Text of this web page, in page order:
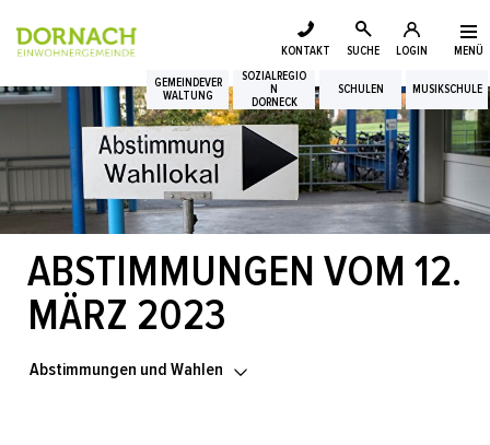
Kopfzeile
zur Startseite
Direkt zur Hauptnavigation
Direkt zum Inhalt
Direkt zur Suche
Direkt zum Stichwortverzeichnis
MENÜ
KONTAKT SUCHE LOGIN
GEMEINDEVER
WALTUNG
SOZIALREGIO
N
DORNECK
SCHULEN MUSIKSCHULE
Login
Suche
Inhalt
ABSTIMMUNGEN VOM 12.
MÄRZ 2023
Abstimmungen und Wahlen